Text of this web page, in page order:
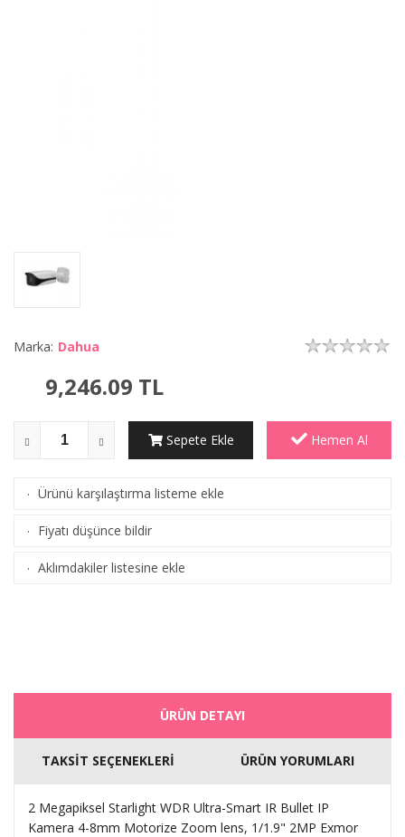
Marka: Dahua
9,246.09 TL
Sepete Ekle Hemen Al
· Ürünü karşılaştırma listeme ekle
(Karşılaştır)
· Fiyatı düşünce bildir
· Aklımdakiler listesine ekle
ÜRÜN DETAYI
TAKSİT SEÇENEKLERİ ÜRÜN YORUMLARI
2 Megapiksel Starlight WDR Ultra-Smart IR Bullet IP
Kamera 4-8mm Motorize Zoom lens, 1/1.9" 2MP Exmor